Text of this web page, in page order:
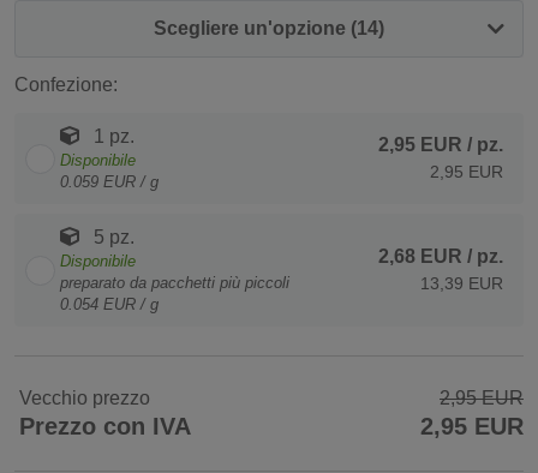
Scegliere un'opzione (14)
Confezione:
1 pz.
Disponibile
0.059 EUR / g
2,95 EUR / pz.
2,95 EUR
5 pz.
Disponibile
preparato da pacchetti più piccoli
0.054 EUR / g
2,68 EUR / pz.
13,39 EUR
Vecchio prezzo 2,95 EUR
Prezzo con IVA 2,95 EUR